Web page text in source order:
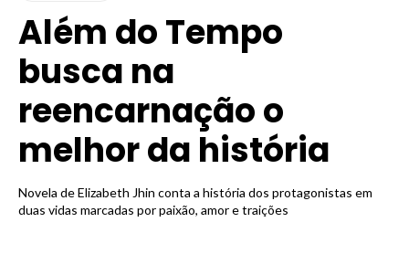
Além do Tempo
busca na
reencarnação o
melhor da história
Novela de Elizabeth Jhin conta a história dos protagonistas em
duas vidas marcadas por paixão, amor e traições